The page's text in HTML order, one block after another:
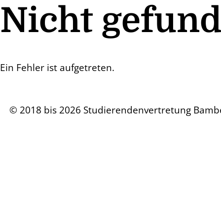
Nicht
Ein Fehler ist aufgetreten.
© 2018 bis 2026 Studierendenvertretung